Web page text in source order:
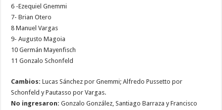
6 -Ezequiel Gnemmi
7- Brian Otero
8 Manuel Vargas
9- Augusto Magoia
10 Germán Mayenfisch
11 Gonzalo Schonfeld
Cambios: Lucas Sánchez por Gnemmi; Alfredo Pussetto por
Schonfeld y Pautasso por Vargas.
No ingresaron: Gonzalo González, Santiago Barraza y Francisco